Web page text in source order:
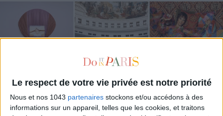
Le respect de votre vie privée est notre priorité
Nous et nos 1043 partenaires stockons et/ou accédons à des
informations sur un appareil, telles que les cookies, et traitons